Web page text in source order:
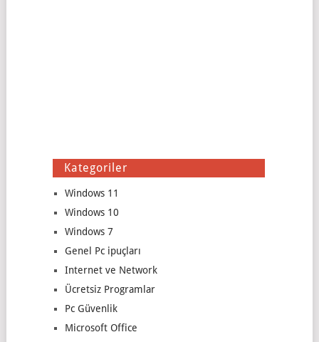
Kategoriler
Windows 11
Windows 10
Windows 7
Genel Pc ipuçları
Internet ve Network
Ücretsiz Programlar
Pc Güvenlik
Microsoft Office